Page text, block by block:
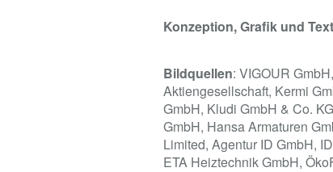
Konzeption, Grafik und
Bildquellen: VIGOUR
Aktiengesellschaft, Kermi
GmbH, Kludi GmbH & Co.
GmbH, Hansa Armaturen
Limited, Agentur ID GmbH,
ETA Heiztechnik GmbH,